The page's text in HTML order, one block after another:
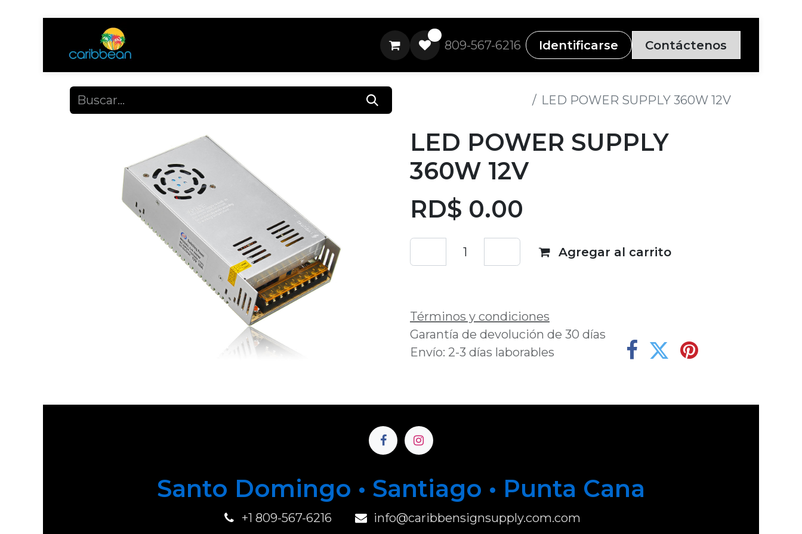
809-567-6216 Identificarse Contáctenos
LED POWER SUPPLY 360W 12V
LED POWER SUPPLY
360W 12V
RD$ 0.00
Agregar al carrito
Términos y condiciones
Garantía de devolución de 30 días
Envío: 2-3 días laborables
Santo Domingo • Santiago • Punta Cana
+1 809-567-6216 info@caribbensignsupply.com.com